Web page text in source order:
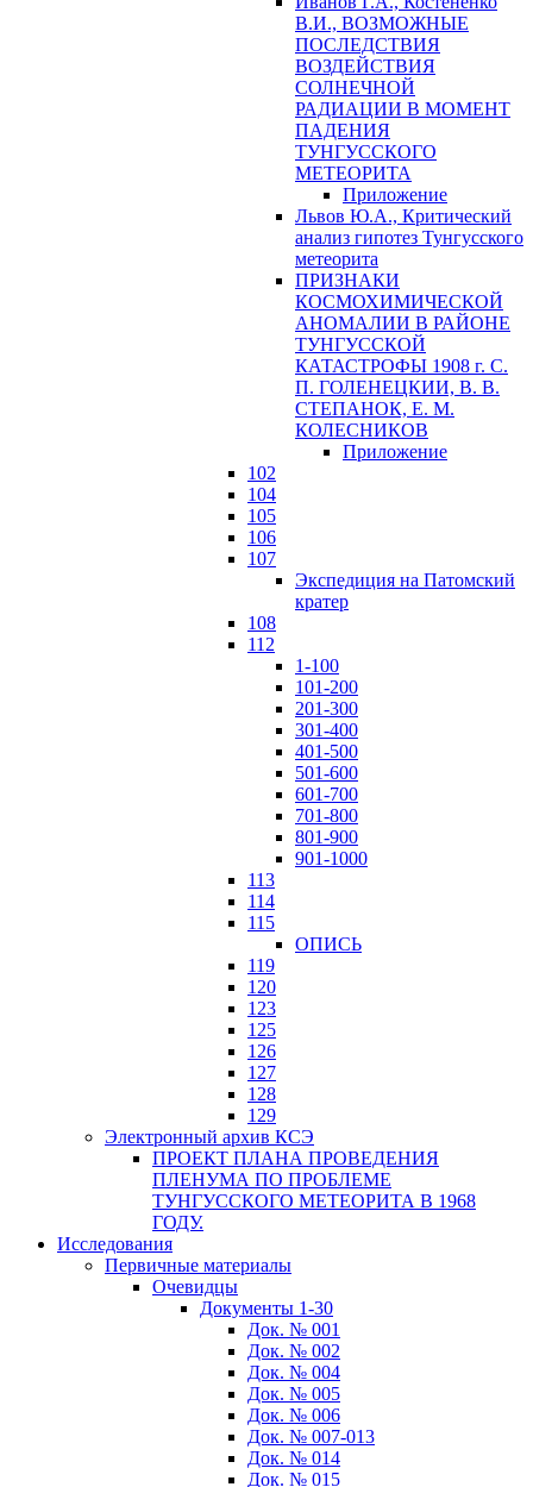
В.И., ВОЗМОЖНЫЕ
ПОСЛЕДСТВИЯ
ВОЗДЕЙСТВИЯ
СОЛНЕЧНОЙ
РАДИАЦИИ В МОМЕНТ
ПАДЕНИЯ
ТУНГУССКОГО
MЕТЕОРИТА
Приложение
Львов Ю.A., Критический
анализ гипотез Тунгусского
метеорита
ПРИЗНАКИ
КОСМОХИМИЧЕСКОЙ
АНОМАЛИИ В РАЙОНЕ
ТУНГУССКОЙ
КАТАСТРОФЫ 1908 г. С.
П. ГОЛЕНЕЦКИИ, В. В.
СТЕПАНОК, Е. М.
КОЛЕСНИКОВ
Приложение
102
104
105
106
107
Экспедиция на Патомский
кратер
108
112
1-100
101-200
201-300
301-400
401-500
501-600
601-700
701-800
801-900
901-1000
113
114
115
ОПИСЬ
119
120
123
125
126
127
128
129
Электронный архив КСЭ
ПРОЕКТ ПЛАНА ПРОВЕДЕНИЯ
ПЛЕНУМА ПО ПРОБЛЕМЕ
ТУНГУССКОГО МЕТЕОРИТА В 1968
ГОДУ.
Исследования
Первичные материалы
Очевидцы
Документы 1-30
Док. № 001
Док. № 002
Док. № 004
Док. № 005
Док. № 006
Док. № 007-013
Док. № 014
Док. № 015